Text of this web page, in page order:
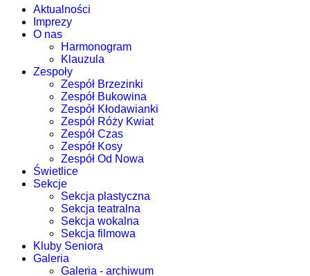
Aktualności
Imprezy
O nas
Harmonogram
Klauzula
Zespoły
Zespół Brzezinki
Zespół Bukowina
Zespół Kłodawianki
Zespół Róży Kwiat
Zespół Czas
Zespół Kosy
Zespół Od Nowa
Świetlice
Sekcje
Sekcja plastyczna
Sekcja teatralna
Sekcja wokalna
Sekcja filmowa
Kluby Seniora
Galeria
Galeria - archiwum